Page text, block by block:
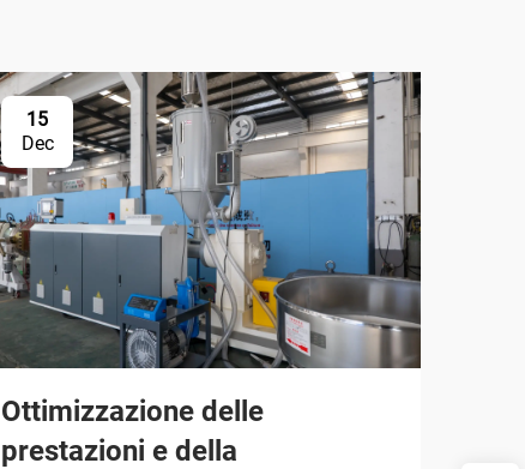
15
Dec
Ottimizzazione delle
prestazioni e della